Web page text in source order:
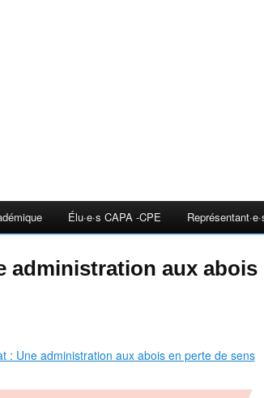
Élu·e·s CAPA -CPE
administration aux abois